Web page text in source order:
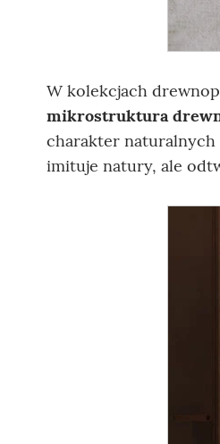
W kolekcjach
mikrostruktura
charakter naturalnych
imituje natury, ale